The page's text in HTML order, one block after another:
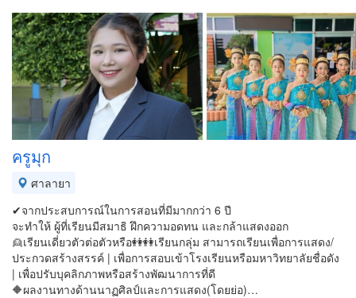
ครูมุก
ศาลายา
✔จากประสบการณ์ในการสอนที่มีมากกว่า 6 ปี
จะทำให้ ผู้ที่เรียนมีสมาธิ ฝึกความอดทน และกล้าแสดงออก
👱เรียนเดี่ยวตัวต่อตัวหรือ👭👭เรียนกลุ่ม สามารถเรียนเพื่อการแสดง/
ประกวดสร้างสรรค์ | เพื่อการสอบเข้าโรงเรียนหรือมหาวิทยาลัยชื่อดัง
| เพื่อปรับบุคลิกภาพหรือสร้างพัฒนาการที่ดี
🔶ผลงานทางด้านนาฏศิลป์และการแสดง(โดยย่อ)…